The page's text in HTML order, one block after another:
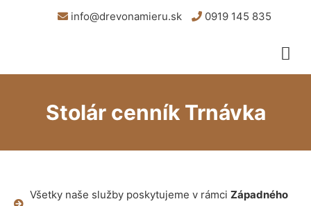
info@drevonamieru.sk 0919 145 835
Stolár cenník Trnávka
Všetky naše služby poskytujeme v rámci Západného